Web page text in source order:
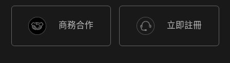
商務合作 立即註冊